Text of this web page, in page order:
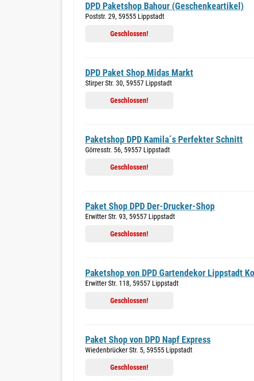
DPD Paketshop Bahour (Geschenkeartikel)
Poststr. 29, 59555 Lippstadt
Geschlossen!
DPD Paket Shop Midas Markt
Stirper Str. 30, 59557 Lippstadt
Geschlossen!
Paketshop DPD Kamila´s Perfekter Schnitt
Görresstr. 56, 59557 Lippstadt
Geschlossen!
Paket Shop DPD Der-Drucker-Shop
Erwitter Str. 93, 59557 Lippstadt
Geschlossen!
Paketshop von DPD Gartendekor Lippstadt
Erwitter Str. 118, 59557 Lippstadt
Geschlossen!
Paket Shop von DPD Napf Express
Wiedenbrücker Str. 5, 59555 Lippstadt
Geschlossen!